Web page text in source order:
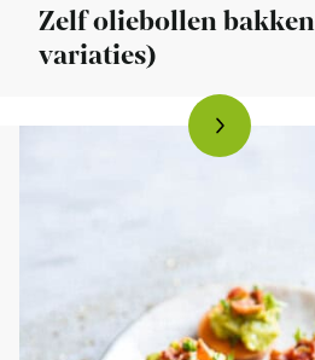
Zelf oliebollen
variaties)